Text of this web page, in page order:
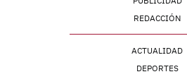
REDACCIÓN
ACTUALIDAD
DEPORTES